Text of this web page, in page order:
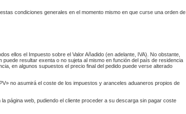
condiciones generales en el momento mismo en que curse una orden de
ellos el Impuesto sobre el Valor Añadido (en adelante, IVA). No obstante,
resultar exenta o no sujeta al mismo en función del país de residencia
en algunos supuestos el precio final del pedido puede verse alterado
no asumirá el coste de los impuestos y aranceles aduaneros propios de
página web, pudiendo el cliente proceder a su descarga sin pagar coste